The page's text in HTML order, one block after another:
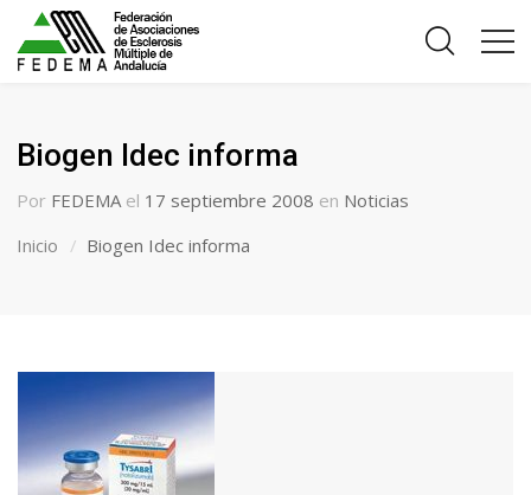
Biogen Idec informa
Por FEDEMA el 17 septiembre 2008 en Noticias
Inicio
Biogen Idec informa